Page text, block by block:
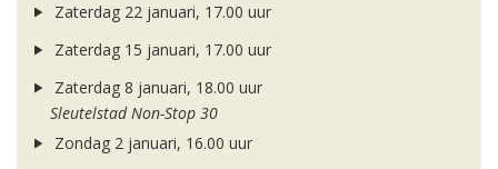
Zaterdag 22 januari, 17.00 uur
Zaterdag 15 januari, 17.00 uur
Zaterdag 8 januari, 18.00 uur
Sleutelstad Non-Stop 30
Zondag 2 januari, 16.00 uur